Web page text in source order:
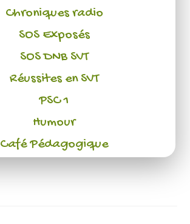
Chroniques radio
SOS Exposés
SOS DNB SVT
Réussites en SVT
PSC 1
Humour
Café Pédagogique